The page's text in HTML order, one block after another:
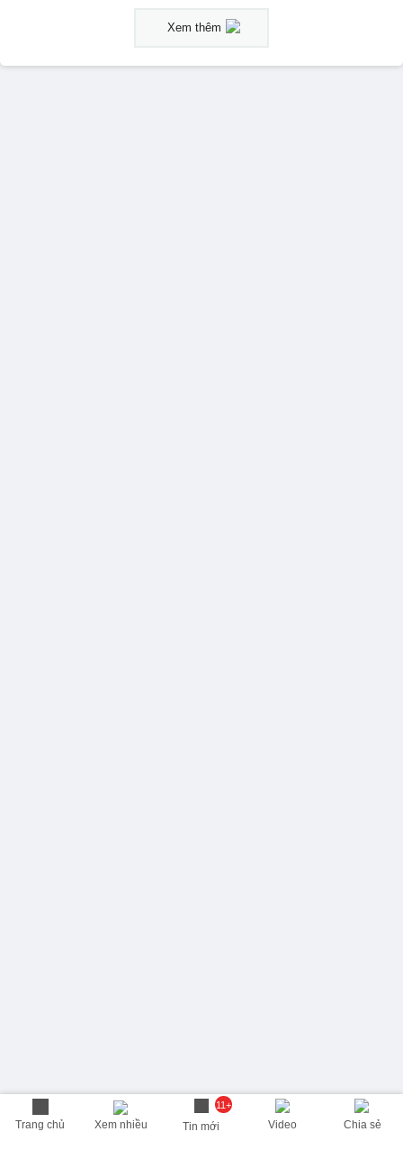
Trang chủ Xem nhiều
11+
Tin mới Video Chia sẻ
Xem thêm